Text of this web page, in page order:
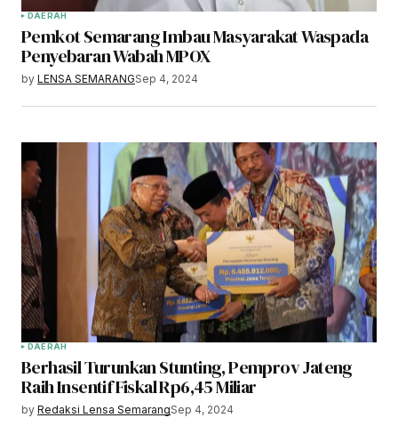
DAERAH
Pemkot Semarang Imbau Masyarakat Waspada
Penyebaran Wabah MPOX
by LENSA SEMARANGSep 4, 2024
DAERAH
Berhasil Turunkan Stunting, Pemprov Jateng
Raih Insentif Fiskal Rp6,45 Miliar
by Redaksi Lensa SemarangSep 4, 2024